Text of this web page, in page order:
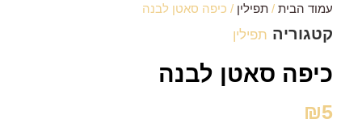
עמוד הבית/ תפילין / כיפה סאטן לבנה
קטגוריה תפילין
כיפה סאטן לבנה
₪5